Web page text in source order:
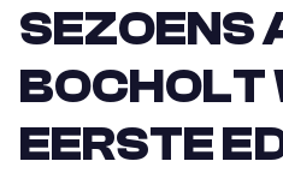
SEZOENS
BOCHOLT
EERSTE